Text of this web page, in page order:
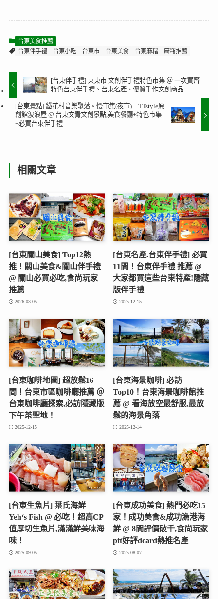
台東美食推薦
台東伴手禮
台東小吃 台東市 台東美食 台東麻糬 麻糬推薦
[台東伴手禮] 東東市 文創伴手禮特色市集 ＠ 一次買齊
特色台東伴手禮、台東名產、優質手作文創商品
[台東景點] 鐵花村音樂聚落。慢市集(夜市) + TTstyle原
創館波浪屋 @ 台東文青文創景點,美食餐廳+特色市集
+必買台東伴手禮
相關文章
[台東關山美食] Top12熱
推！關山美食&關山伴手禮
@ 關山必買必吃,食尚玩家
推薦
2026-03-05
[台東名產.台東伴手禮] 必買
11間！台東伴手禮 推薦 @
大家都買這些台東特產!隱藏
版伴手禮
2025-12-15
[台東咖啡地圖] 超放鬆16
間！台東市區咖啡廳推薦 ＠
台東咖啡廳探索,必訪隱藏版
下午茶聖地！
2025-12-15
[台東海景咖啡] 必訪
Top10！台東海景咖啡館推
薦 @ 看海放空最舒服,最放
鬆的海景角落
2025-12-14
[台東生魚片] 葉氏海鮮
Yeh‘s Fish @ 必吃！超高CP
值厚切生魚片,滿滿鮮美味海
味！
2025-09-05
[台東成功美食] 熱門必吃15
家！成功美食&成功漁港海
鮮 @ 8間評價破千,食尚玩家
ptt好評dcard熱推名產
2025-08-07